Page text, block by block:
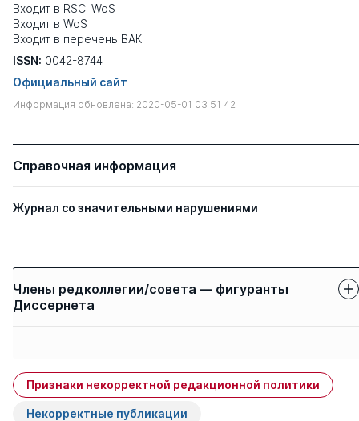
Входит в RSCI WoS
Входит в WoS
Входит в перечень ВАК
ISSN: 0042-8744
Официальный сайт
Информация обновлена: 2020-05-01 03:51:42
Справочная информация
Журнал со значительными нарушениями
Члены редколлегии/совета — фигуранты
Диссернета
Макаров Валерий
Леонидович
к. э.н.
д. физ.-мат.н.
0 2
Признаки некорректной редакционной политики
Некорректные публикации